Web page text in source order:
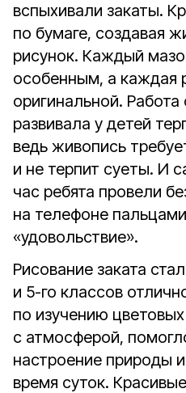
вспыхивали закаты.
по бумаге, создавая
рисунок. Каждый
особенным, а каждая
оригинальной.
развивала у детей
ведь живопись
и не терпит суеты. И
час ребята провели
на телефоне
«удовольствие».
Рисование заката
и 5-го классов
по изучению
с атмосферой,
настроение природы
время суток.